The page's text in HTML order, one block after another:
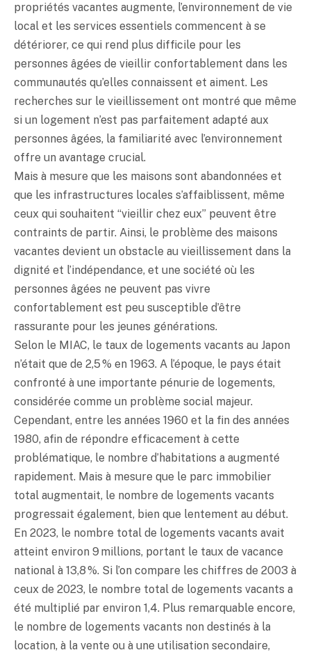
propriétés vacantes augmente, l’environnement de vie
local et les services essentiels commencent à se
détériorer, ce qui rend plus difficile pour les
personnes âgées de vieillir confortablement dans les
communautés qu’elles connaissent et aiment. Les
recherches sur le vieillissement ont montré que même
si un logement n’est pas parfaitement adapté aux
personnes âgées, la familiarité avec l’environnement
offre un avantage crucial.
Mais à mesure que les maisons sont abandonnées et
que les infrastructures locales s’affaiblissent, même
ceux qui souhaitent “vieillir chez eux” peuvent être
contraints de partir. Ainsi, le problème des maisons
vacantes devient un obstacle au vieillissement dans la
dignité et l’indépendance, et une société où les
personnes âgées ne peuvent pas vivre
confortablement est peu susceptible d’être
rassurante pour les jeunes générations.
Selon le MIAC, le taux de logements vacants au Japon
n’était que de 2,5 % en 1963. A l’époque, le pays était
confronté à une importante pénurie de logements,
considérée comme un problème social majeur.
Cependant, entre les années 1960 et la fin des années
1980, afin de répondre efficacement à cette
problématique, le nombre d’habitations a augmenté
rapidement. Mais à mesure que le parc immobilier
total augmentait, le nombre de logements vacants
progressait également, bien que lentement au début.
En 2023, le nombre total de logements vacants avait
atteint environ 9 millions, portant le taux de vacance
national à 13,8 %. Si l’on compare les chiffres de 2003 à
ceux de 2023, le nombre total de logements vacants a
été multiplié par environ 1,4. Plus remarquable encore,
le nombre de logements vacants non destinés à la
location, à la vente ou à une utilisation secondaire,